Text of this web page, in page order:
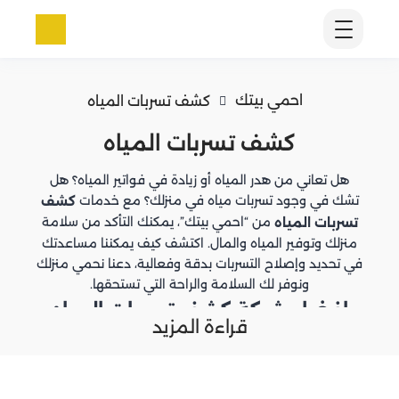
احمي بيتك كشف تسربات المياه
كشف تسربات المياه
هل تعاني من هدر المياه أو زيادة في فواتير المياه؟ هل
تشك في وجود تسربات مياه في منزلك؟ مع خدماتكشف
تسربات المياه من “احمي بيتك”، يمكنك التأكد من سلامة
منزلك وتوفير المياه والمال. اكتشف كيف يمكننا مساعدتك
في تحديد وإصلاح التسربات بدقة وفعالية، دعنا نحمي منزلك
ونوفر لك السلامة والراحة التي تستحقها.
افضل شركة كشف تسربات المياه
في الإمارات
قراءة المزيد